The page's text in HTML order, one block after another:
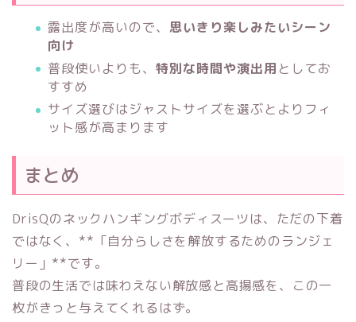
露出度が高いので、 思いきり楽しみたいシーン
向け
普段使いよりも、 特別な時間や演出用 としてお
すすめ
サイズ選びはジャストサイズを選ぶとよりフィ
ット感が高まります
まとめ
DrisQのネックハンギングボディスーツは、ただの下着
ではなく、**「自分らしさを解放するためのランジェ
リー」**です。
普段の生活では味わえない解放感と高揚感を、この一
枚がきっと与えてくれるはず。